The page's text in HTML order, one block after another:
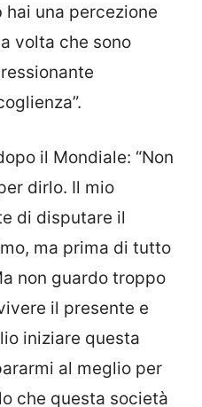
una percezione
volta che sono
il Mondiale: “Non
dirlo. Il mio
di disputare il
ma prima di tutto
non guardo troppo
il presente e
iniziare questa
al meglio per
che questa società